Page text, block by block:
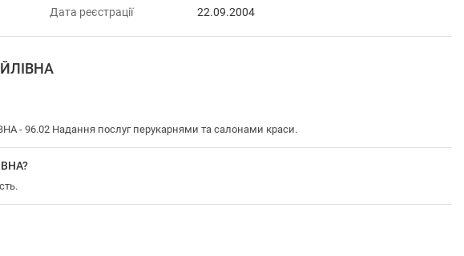
Дата реєстрації 22.09.2004
96.02 Надання послуг перукарнями та салонами краси.